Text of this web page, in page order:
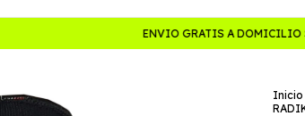
ENVIO GRATIS A DOMICILIO
Inicio